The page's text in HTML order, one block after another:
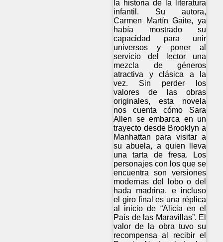
la historia de la literatura
infantil. Su autora,
Carmen Martín Gaite, ya
había mostrado su
capacidad para unir
universos y poner al
servicio del lector una
mezcla de géneros
atractiva y clásica a la
vez. Sin perder los
valores de las obras
originales, esta novela
nos cuenta cómo Sara
Allen se embarca en un
trayecto desde Brooklyn a
Manhattan para visitar a
su abuela, a quien lleva
una tarta de fresa. Los
personajes con los que se
encuentra son versiones
modernas del lobo o del
hada madrina, e incluso
el giro final es una réplica
al inicio de “Alicia en el
País de las Maravillas”. El
valor de la obra tuvo su
recompensa al recibir el